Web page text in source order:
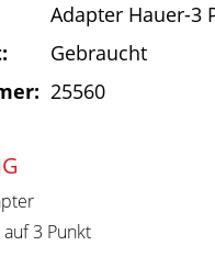
Adapter Hauer-3
Gebraucht
25560
3 Punkt